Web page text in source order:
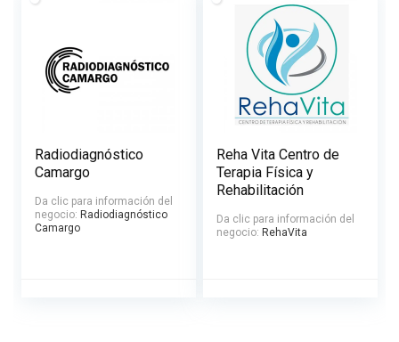
Radiodiagnóstico
Camargo
Da clic para información del
negocio: Radiodiagnóstico
Camargo
Reha Vita Centro de
Terapia Física y
Rehabilitación
Da clic para información del
negocio: RehaVita